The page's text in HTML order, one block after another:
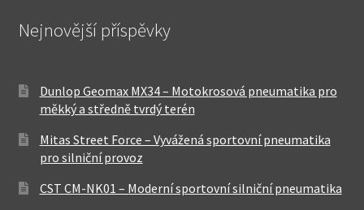
Nejnovější příspěvky
Dunlop Geomax MX34 – Motokrosová pneumatika pro
měkký a středně tvrdý terén
Mitas Street Force – Vyvážená sportovní pneumatika
pro silniční provoz
CST CM-NK01 – Moderní sportovní silniční pneumatika